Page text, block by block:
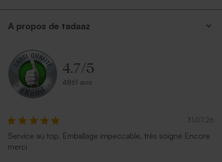
A propos de tadaaz
4.7/5
4861 avis
31.07.26
Service au top. Emballage impeccable, très soigné Encore
merci